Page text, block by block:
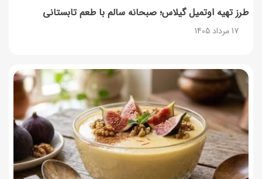
طرز تهیه اوتمیل گیلاس؛ صبحانه سالم با طعم تابستانی
17 مرداد 1405